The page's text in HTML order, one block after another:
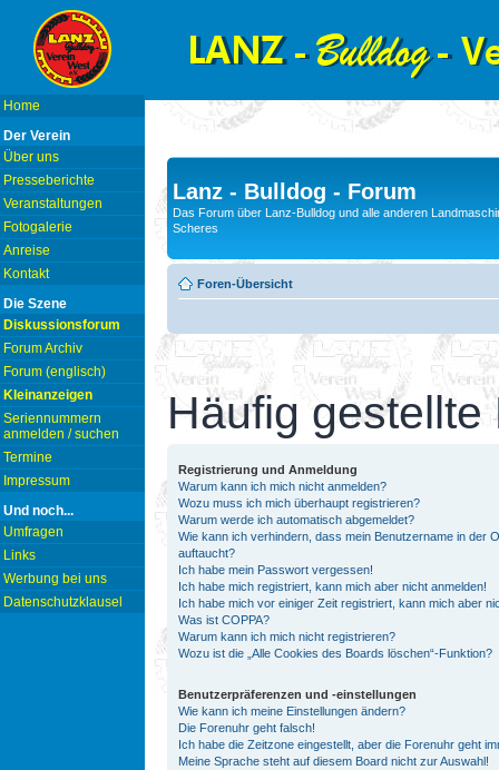
Home
Der Verein
Über uns
Presseberichte
Veranstaltungen
Fotogalerie
Anreise
Kontakt
Die Szene
Diskussionsforum
Forum Archiv
Forum (englisch)
Kleinanzeigen
Seriennummern
anmelden / suchen
Termine
Impressum
Und noch...
Umfragen
Links
Werbung bei uns
Datenschutzklausel
Lanz - Bulldog - Forum
Das Forum über Lanz-Bulldog und alle anderen
Scheres
Foren-Übersicht
Häufig gestellte
Registrierung und Anmeldung
Warum kann ich mich nicht anmelden?
Wozu muss ich mich überhaupt registrieren?
Warum werde ich automatisch abgemeldet?
Wie kann ich verhindern, dass mein Benutzername in der
auftaucht?
Ich habe mein Passwort vergessen!
Ich habe mich registriert, kann mich aber nicht anmelden!
Ich habe mich vor einiger Zeit registriert, kann mich aber
Was ist COPPA?
Warum kann ich mich nicht registrieren?
Wozu ist die „Alle Cookies des Boards löschen“-Funktion?
Benutzerpräferenzen und -einstellungen
Wie kann ich meine Einstellungen ändern?
Die Forenuhr geht falsch!
Ich habe die Zeitzone eingestellt, aber die Forenuhr geht
Meine Sprache steht auf diesem Board nicht zur Auswahl!